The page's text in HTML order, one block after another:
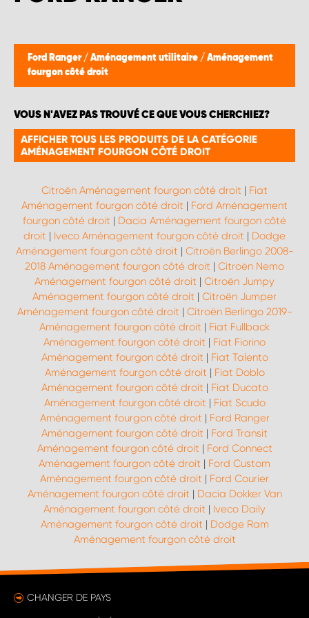
Ford Ranger / Aménagement utilitaire / Aménagement
fourgon côté droit
VOUS N'AVEZ PAS TROUVÉ CE QUE VOUS CHERCHIEZ?
AFFICHER TOUS LES PRODUITS DE LA CATÉGORIE
AMÉNAGEMENT FOURGON CÔTÉ DROIT
Citroën Aménagement fourgon côté droit | Fiat
Aménagement fourgon côté droit | Ford Aménagement
fourgon côté droit | Dacia Aménagement fourgon côté
droit | Iveco Aménagement fourgon côté droit | Dodge
Aménagement fourgon côté droit | Citroën Berlingo 2008-
2018 Aménagement fourgon côté droit | Citroën Nemo
Aménagement fourgon côté droit | Citroën Jumpy
Aménagement fourgon côté droit | Citroën Jumper
Aménagement fourgon côté droit | Citroën Berlingo 2019-
Aménagement fourgon côté droit | Fiat Fullback
Aménagement fourgon côté droit | Fiat Fiorino
Aménagement fourgon côté droit | Fiat Talento
Aménagement fourgon côté droit | Fiat Doblo
Aménagement fourgon côté droit | Fiat Ducato
Aménagement fourgon côté droit | Fiat Scudo
Aménagement fourgon côté droit | Ford Ranger
Aménagement fourgon côté droit | Ford Transit
Aménagement fourgon côté droit | Ford Connect
Aménagement fourgon côté droit | Ford Custom
Aménagement fourgon côté droit | Ford Courier
Aménagement fourgon côté droit | Dacia Dokker Van
Aménagement fourgon côté droit | Iveco Daily
Aménagement fourgon côté droit | Dodge Ram
Aménagement fourgon côté droit
CHANGER DE PAYS
WORK SYSTEM BRUXELLES
WORK SYSTEM LIMBURG-KEMPEN
WORK SYSTEM WEST BY PRO-VAN